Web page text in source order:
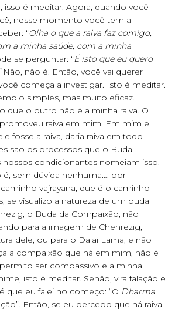
isso é meditar. Agora, quando você
nesse momento você tem a
“Olha o que a raiva faz comigo,
a minha saúde, com a minha
se perguntar: “É isto que eu quero
Não, não é. Então, você vai querer
começa a investigar. Isto é meditar.
simples, mas muito eficaz.
que o outro não é a minha raiva. O
raiva em mim. Em mim e
fosse a raiva, daria raiva em todo
são os processos que o Buda
condicionantes nomeiam isso.
é, sem dúvida nenhuma…, por
vajrayana, que é o caminho
se visualizo a natureza de um buda
o Buda da Compaixão, não
para a imagem de Chenrezig,
dele, ou para o Dalai Lama, e não
a compaixão que há em mim, não é
ser compassivo e a minha
isto é meditar. Senão, vira falação e
que eu falei no começo: “O Dharma
Então, se eu percebo que há raiva